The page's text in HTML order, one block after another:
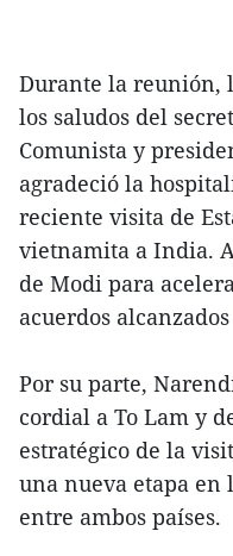
Durante la
los saludos del
Comunista y
agradeció la
reciente visita de
vietnamita a India.
de Modi para
acuerdos
Por su parte,
cordial a To Lam y
estratégico de la
una nueva etapa en
entre ambos países.